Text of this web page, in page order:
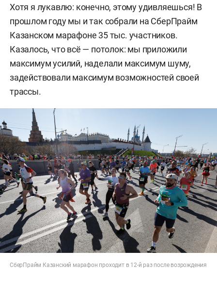
Хотя я лукавлю: конечно, этому удивляешься! В
прошлом году мы и так собрали на СберПрайм
Казанском марафоне 35 тыс. участников.
Казалось, что всё — потолок: мы приложили
максимум усилий, наделали максимум шуму,
задействовали максимум возможностей своей
трассы.
СберПрайм Казанский марафон проходит в 12-й раз после возрождения